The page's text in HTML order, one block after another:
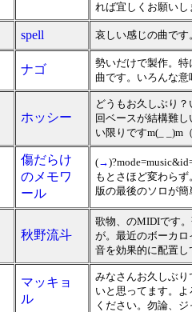
れば宜しくお願いし
spell 哀しい感じの曲で
ナゴ
勢いだけで製作。
曲です。いろんな意
ホッシー
どうもお久しぶり
回ベースが結構難
い限りですm(_ _)m
傷だらけ
のメモワ
ール
(→
もとさほど変わら
版の最後のソロが
秋野流斗
歌物、のMIDIです
が。最近のボーカ
音を効果的に配置
マッキョ
ル
みなさんお久しぶ
いと思ってます。
ください。勿論、